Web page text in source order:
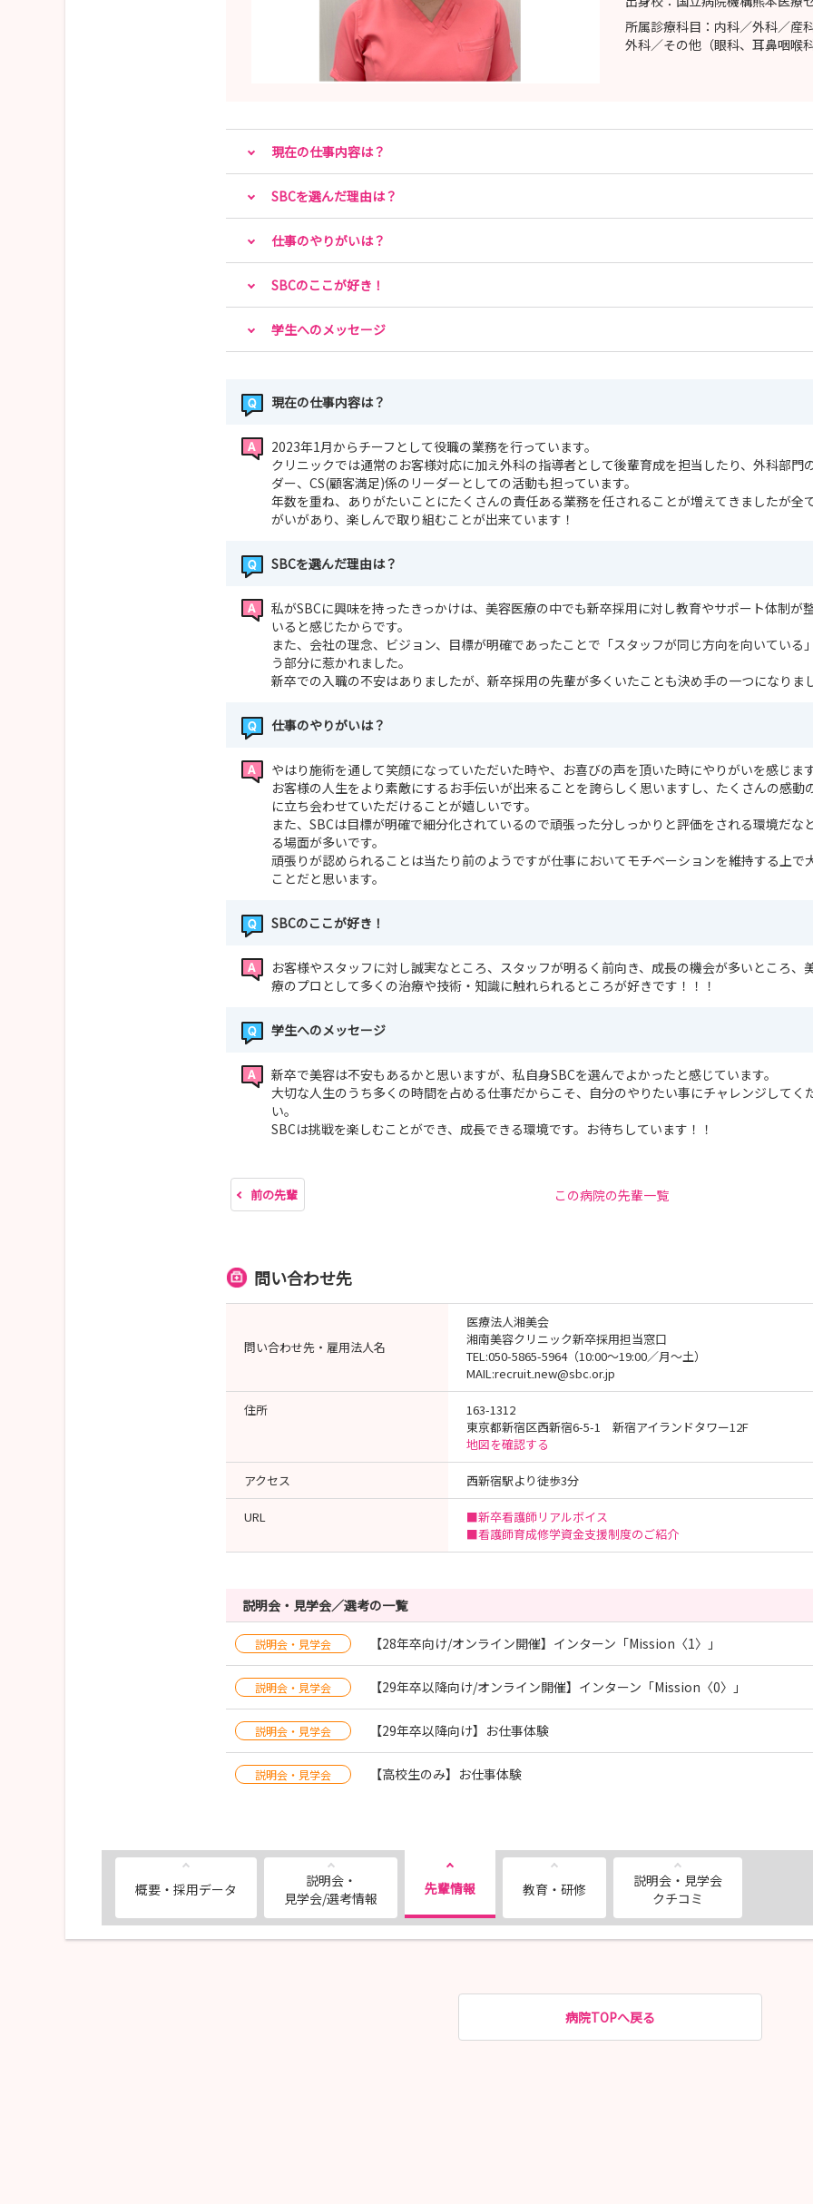
【お仕事体験】美容看護師のお仕事をリアルに体験しよう！実際に脱毛照射や美容医療の看護を体験できます
イベントの詳細につきましては各予約ページよりご確認下さい✨
所属診療科目： 内科／外科／産
外科／その他（眼科、耳鼻咽喉科
現在の仕事内容は？
SBCを選んだ理由は？
仕事のやりがいは？
SBCのここが好き！
学生へのメッセージ
現在の仕事内容は？
2023年1月からチーフとして役職の業務を行っています。
クリニックでは通常のお客様対応に加え外科の指導者として後輩育成を担当したり、外科部門
ダー、CS(顧客満足)係のリーダーとしての活動も担っています。
年数を重ね、ありがたいことにたくさんの責任ある業務を任されることが増えてきましたが全
がいがあり、楽しんで取り組むことが出来ています！
SBCを選んだ理由は？
私がSBCに興味を持ったきっかけは、美容医療の中でも新卒採用に対し教育やサポート体制が
いると感じたからです。
また、会社の理念、ビジョン、目標が明確であったことで「スタッフが同じ方向を向いている
う部分に惹かれました。
新卒での入職の不安はありましたが、新卒採用の先輩が多くいたことも決め手の一つになりま
仕事のやりがいは？
やはり施術を通して笑顔になっていただいた時や、お喜びの声を頂いた時にやりがいを感じます
お客様の人生をより素敵にするお手伝いが出来ることを誇らしく思いますし、たくさんの感動
に立ち会わせていただけることが嬉しいです。
また、SBCは目標が明確で細分化されているので頑張った分しっかりと評価をされる環境だな
る場面が多いです。
頑張りが認められることは当たり前のようですが仕事においてモチベーションを維持する上で
ことだと思います。
SBCのここが好き！
お客様やスタッフに対し誠実なところ、スタッフが明るく前向き、成長の機会が多いところ、
療のプロとして多くの治療や技術・知識に触れられるところが好きです！！！
学生へのメッセージ
新卒で美容は不安もあるかと思いますが、私自身SBCを選んでよかったと感じています。
大切な人生のうち多くの時間を占める仕事だからこそ、自分のやりたい事にチャレンジしてく
い。
SBCは挑戦を楽しむことができ、成長できる環境です。お待ちしています！！
前の先輩 この病院の先輩一覧
問い合わせ先
問い合わせ先・雇用法人名
医療法人湘美会
湘南美容クリニック新卒採用担当窓口
TEL:050-5865-5964（10:00～19:00／月～土）
MAIL:recruit₋new@sbc.or.jp
住所
163-1312
東京都新宿区西新宿6-5-1 新宿アイランドタワー12F
地図を確認する
アクセス 西新宿駅より徒歩3分
URL
■新卒看護師リアルボイス
■看護師育成修学資金支援制度のご紹介
説明会・見学会／選考の一覧
説明会・見学会 【28年卒向け/オンライン開催】インターン「Mission〈1〉」
説明会・見学会 【29年卒以降向け/オンライン開催】インターン「Mission〈0〉」
説明会・見学会 【29年卒以降向け】お仕事体験
説明会・見学会 【高校生のみ】お仕事体験
概要・採用データ
説明会・
見学会/選考情報
先輩情報 教育・研修
説明会・見学会
クチコミ
病院TOPへ戻る